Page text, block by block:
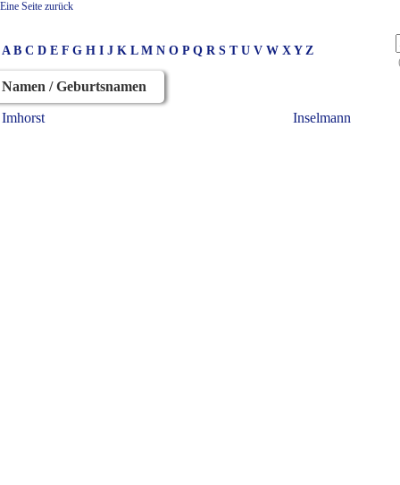
Eine Seite zurück
A B C D E F G H I J K L M N O P Q R S T U V W X Y Z
Namen / Geburtsnamen
Imhorst Inselmann